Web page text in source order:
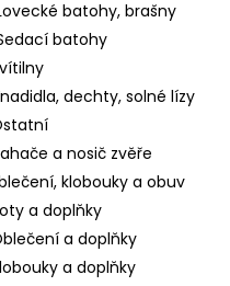
batohy, brašny
batohy
dechty, solné lízy
a nosič zvěře
klobouky a obuv
a doplňky
a doplňky
a doplňky